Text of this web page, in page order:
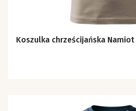
Koszulka chrześcijańska Namiot